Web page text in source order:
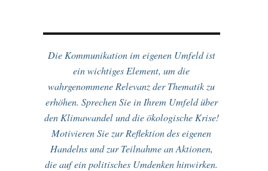
Die Kommunikation im eigenen Umfeld ist
ein wichtiges Element, um die
wahrgenommene Relevanz der Thematik zu
erhöhen. Sprechen Sie in Ihrem Umfeld über
den Klimawandel und die ökologische Krise!
Motivieren Sie zur Reflektion des eigenen
Handelns und zur Teilnahme an Aktionen,
die auf ein politisches Umdenken hinwirken.